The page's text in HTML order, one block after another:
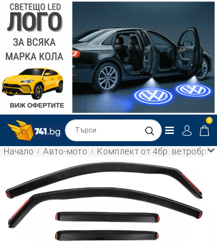
0
Начало Авто-мото Комплект от 4бр.